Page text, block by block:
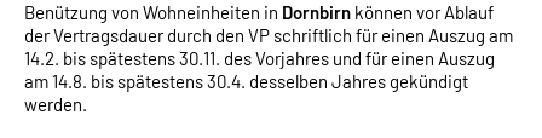
Benützung von Wohneinheiten in Dornbirn können vor Ablauf
der Vertragsdauer durch den VP schriftlich für einen Auszug am
14.2. bis spätestens 30.11. des Vorjahres und für einen Auszug
am 14.8. bis spätestens 30.4. desselben Jahres gekündigt
werden.